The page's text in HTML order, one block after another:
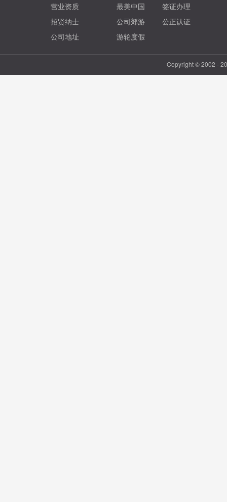
营业资质
招贤纳士
公司地址
最美中国
签证办理
公司郊游
公正认证
游轮度假
Copyright © 2002 -